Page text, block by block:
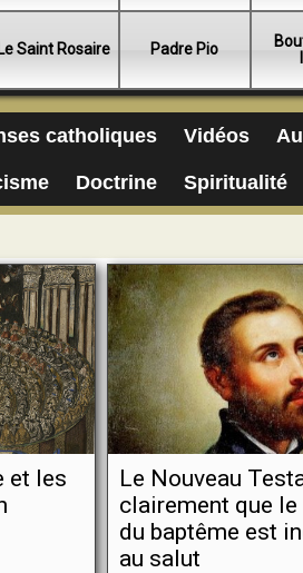
Le Saint Rosaire Padre Pio
catholiques Vidéos
Doctrine Spiritualité
et les
Le Nouveau
clairement que
du baptême est
au salut